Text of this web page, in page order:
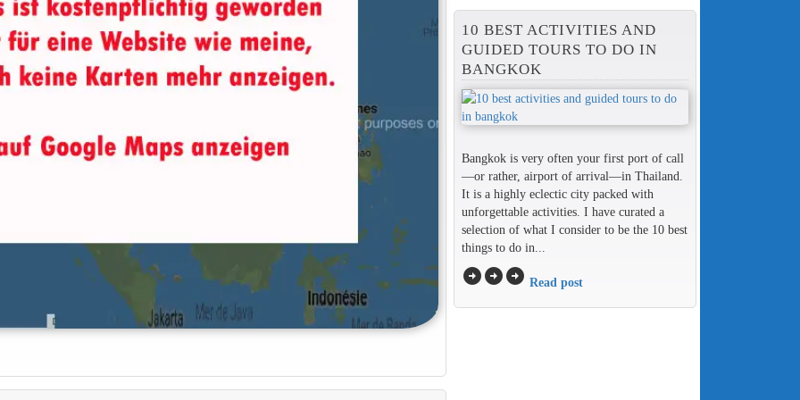
10 BEST ACTIVITIES AND
GUIDED TOURS TO DO IN
BANGKOK
Bangkok is very often your first port of call
—or rather, airport of arrival—in Thailand.
It is a highly eclectic city packed with
unforgettable activities. I have curated a
selection of what I consider to be the 10 best
things to do in...
arrow_circle_rightarrow_circle_rightarrow_circle_right Read post